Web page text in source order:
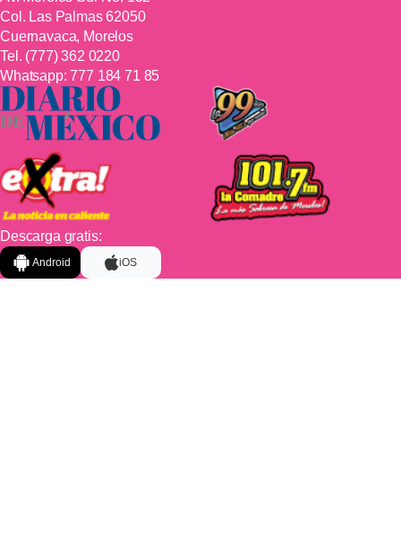
Col. Las Palmas 62050
Cuernavaca, Morelos
Tel. (777) 362 0220
Whatsapp:777 184 71 85
Descarga gratis:
Android iOS